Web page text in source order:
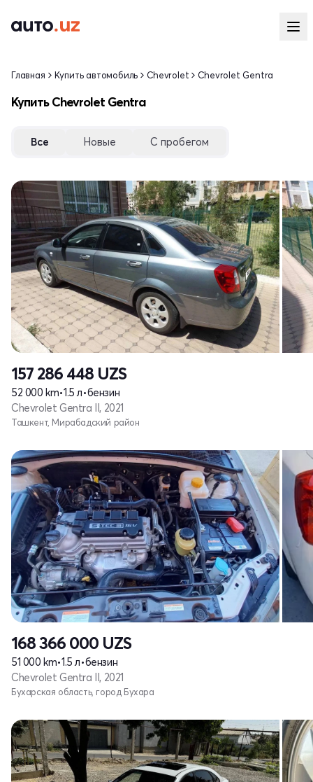
Главная Купить автомобиль Chevrolet Chevrolet Gentra
Купить Chevrolet Gentra
Все Новые С пробегом
157 286 448 UZS
52 000 km•1.5 л•бензин
Chevrolet Gentra II, 2021
Ташкент, Мирабадский район
168 366 000 UZS
51 000 km•1.5 л•бензин
Chevrolet Gentra II, 2021
Бухарская область, город Бухара